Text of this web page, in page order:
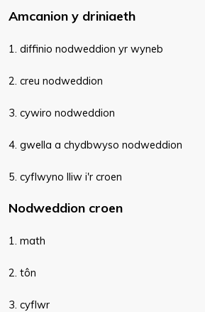
Amcanion y driniaeth
1. diffinio nodweddion yr wyneb
2. creu nodweddion
3. cywiro nodweddion
4. gwella a chydbwyso nodweddion
5. cyflwyno lliw i'r croen
Nodweddion croen
1. math
2. tôn
3. cyflwr